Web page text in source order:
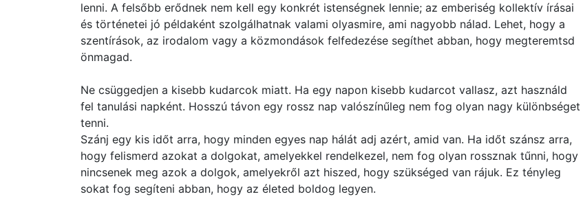
lenni. A felsőbb erődnek nem kell egy konkrét istenségnek lennie; az emberiség kollektív írásai
és történetei jó példaként szolgálhatnak valami olyasmire, ami nagyobb nálad. Lehet, hogy a
szentírások, az irodalom vagy a közmondások felfedezése segíthet abban, hogy megteremtsd
önmagad.
Ne csüggedjen a kisebb kudarcok miatt. Ha egy napon kisebb kudarcot vallasz, azt használd
fel tanulási napként. Hosszú távon egy rossz nap valószínűleg nem fog olyan nagy különbséget
tenni.
Szánj egy kis időt arra, hogy minden egyes nap hálát adj azért, amid van. Ha időt szánsz arra,
hogy felismerd azokat a dolgokat, amelyekkel rendelkezel, nem fog olyan rossznak tűnni, hogy
nincsenek meg azok a dolgok, amelyekről azt hiszed, hogy szükséged van rájuk. Ez tényleg
sokat fog segíteni abban, hogy az életed boldog legyen.